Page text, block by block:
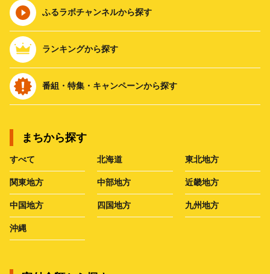
ふるラボチャンネルから探す
ランキングから探す
番組・特集・キャンペーンから探す
まちから探す
すべて 北海道 東北地方
関東地方 中部地方 近畿地方
中国地方 四国地方 九州地方
沖縄